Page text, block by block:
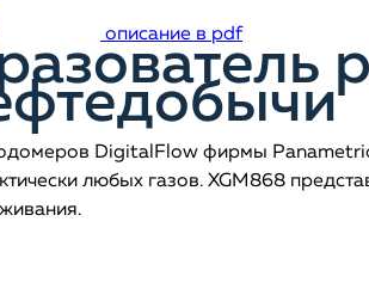
описание в pdf
DigitalFlow фирмы
любых газов. XGM868